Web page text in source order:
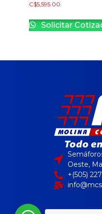
C$5,595.00
Solicitar
Oeste,
+(505)